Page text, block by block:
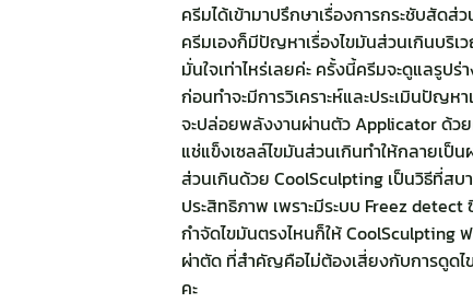
ครีมได้เข้ามาปรึกษาเรื่องการกระชับสัด
ครีมเองก็มีปัญหาเรื่องไขมันส่วนเกินบริ
มั่นใจเท่าไหร่เลยค่ะ ครั้งนี้ครีมจะดูแลรู
ก่อนทำจะมีการวิเคราะห์และประเมินปัญห
จะปล่อยพลังงานผ่านตัว Applicator ด้วย
แช่แข็งเซลล์ไขมันส่วนเกินทำให้กลายเป็
ส่วนเกินด้วย CoolSculpting เป็นวิธีที่สบ
ประสิทธิภาพ เพราะมีระบบ Freez
กำจัดไขมันตรงไหนก็ให้ CoolSculpting
ผ่าตัด ที่สำคัญคือไม่ต้องเสี่ยงกับการดูดไ
คะ